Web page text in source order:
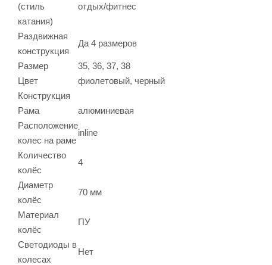
(стиль
катания)
отдых/фитнес
Раздвижная
конструкция
Да 4 размеров
Размер
35, 36, 37, 38
Цвет
фиолетовый, черный
Конструкция
Рама
алюминиевая
Расположение
колес на раме
inline
Количество
колёс
4
Диаметр
колёс
70 мм
Материал
колёс
ПУ
Светодиоды в
колесах
Нет